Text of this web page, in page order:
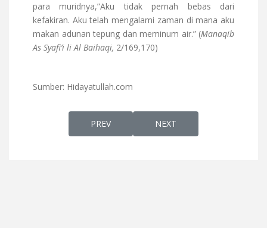
para muridnya,”Aku tidak pernah bebas dari
kefakiran. Aku telah mengalami zaman di mana aku
makan adunan tepung dan meminum air.” (Manaqib
As Syafi’i li Al Baihaqi, 2/169,170)
Sumber: Hidayatullah.com
PREVIOUS ARTICLE: ORANG YANG TIDAK
PREV NEXT ARTICLE: ORANG
NEXT